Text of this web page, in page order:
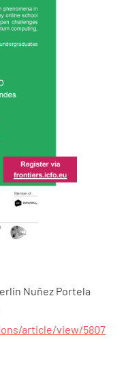
Nuñez Portela
article/view/5807